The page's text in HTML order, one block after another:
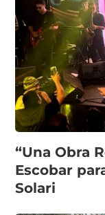
“Una Obra
Escobar
Solari